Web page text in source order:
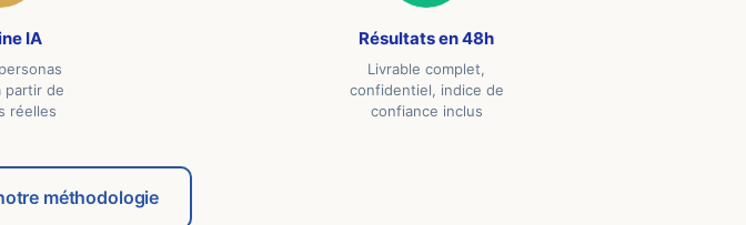
IA
partir de
réelles
Résultats en 48h
Livrable complet,
confidentiel, indice de
confiance inclus
méthodologie